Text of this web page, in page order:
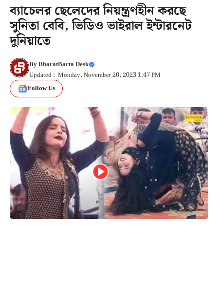
ব্যাচেলর ছেলেদের নিয়ন্ত্রণহীন করছে
সুনিতা বেবি, ভিডিও ভাইরাল ইন্টারনেট
দুনিয়াতে
ByBharatBarta Desk
Updated : Monday, November 20, 2023 1:47 PM
Follow Us